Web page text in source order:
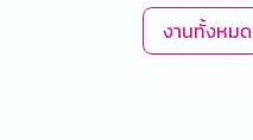
งานทั้งหมด